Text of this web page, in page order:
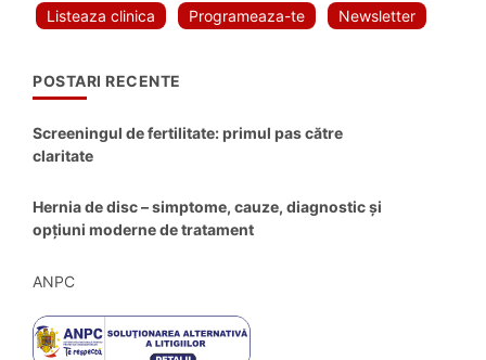
Listeaza clinica
Programeaza-te Newsletter
POSTARI RECENTE
Screeningul de fertilitate: primul pas către
claritate
Hernia de disc – simptome, cauze, diagnostic și
opțiuni moderne de tratament
ANPC